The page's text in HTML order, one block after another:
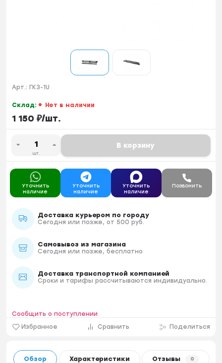
Арт.: ГКЗ-1U
Склад: Нет в наличии
1 150 ₽/шт.
шт.
В корзину
Уточнить
наличие
Уточнить
наличие
Уточнить
наличие
Позвонить
Доставка курьером по городу
Сегодня или позже, от 500 руб.
Самовывоз из магазина
Сегодня или позже, бесплатно
Доставка транспортной компанией
Сроки и тарифы рассчитываются индивидуально.
Избранное Сравнить Поделиться
Сообщить о поступлении
Обзор Характеристики Отзывы 0